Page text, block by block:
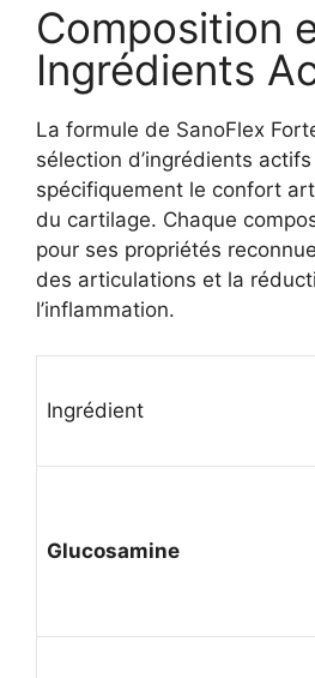
Composition
Ingrédients
La formule de SanoFlex
sélection d’ingrédients
spécifiquement le confort
du cartilage. Chaque
pour ses propriétés
des articulations et la
l’inflammation.
Ingrédient
Glucosamine